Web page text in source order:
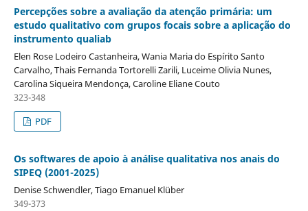
Percepções sobre a avaliação da atenção primária: um
estudo qualitativo com grupos focais sobre a aplicação do
instrumento qualiab
Elen Rose Lodeiro Castanheira, Wania Maria do Espírito Santo
Carvalho, Thais Fernanda Tortorelli Zarili, Luceime Olivia Nunes,
Carolina Siqueira Mendonça, Caroline Eliane Couto
323-348
PDF
Os softwares de apoio à análise qualitativa nos anais do
SIPEQ (2001-2025)
Denise Schwendler, Tiago Emanuel Klüber
349-373